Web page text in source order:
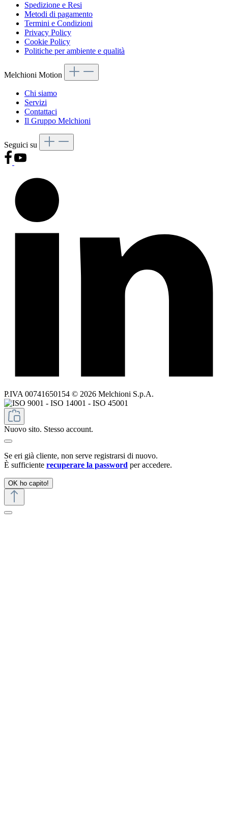
Spedizione e Resi
Metodi di pagamento
Termini e Condizioni
Privacy Policy
Cookie Policy
Politiche per ambiente e qualità
Melchioni Motion
Chi siamo
Servizi
Contattaci
Il Gruppo Melchioni
Seguici su
P.IVA 00741650154 © 2026 Melchioni S.p.A.
Nuovo sito. Stesso account.
Se eri già cliente, non serve registrarsi di nuovo.
È sufficiente recuperare la password per accedere.
OK ho capito!